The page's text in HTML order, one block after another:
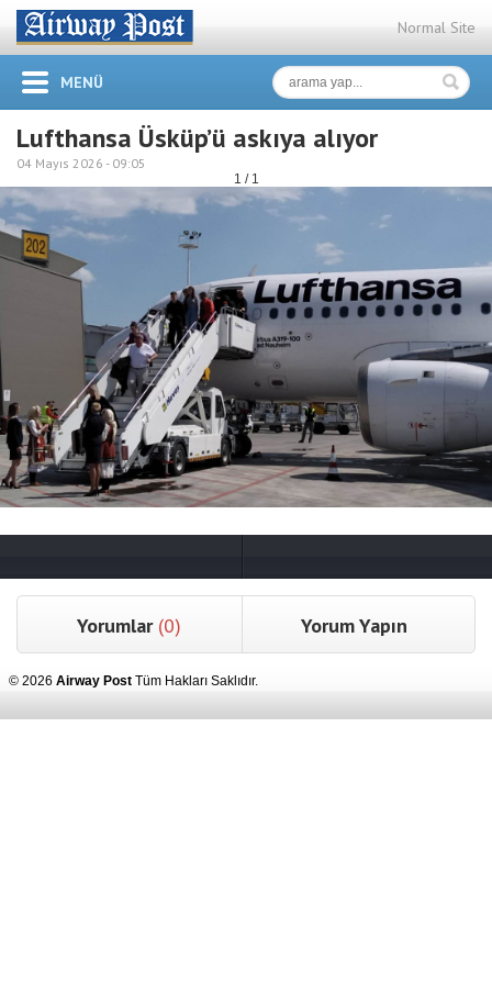
Normal Site
MENÜ
Lufthansa Üsküp’ü askıya alıyor
04 Mayıs 2026 - 09:05
1 / 1
Yorumlar (0) Yorum Yapın
© 2026 Airway Post Tüm Hakları Saklıdır.